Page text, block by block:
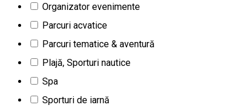
Organizator evenimente
Parcuri acvatice
Parcuri tematice & aventură
Plajă, Sporturi nautice
Spa
Sporturi de iarnă